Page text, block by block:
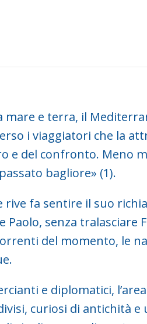
mare e terra, il
i viaggiatori che la
e del confronto. Meno
bagliore» (1).
fa sentire il suo
Paolo, senza
del momento, le
e diplomatici,
curiosi di antichità